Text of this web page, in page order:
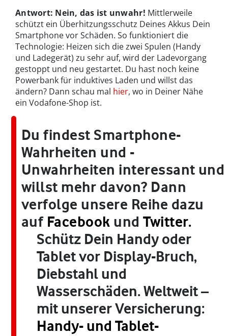
Antwort: Nein, das ist unwahr! Mittlerweile
schützt ein Überhitzungsschutz Deines Akkus Dein
Smartphone vor Schäden. So funktioniert die
Technologie: Heizen sich die zwei Spulen (Handy
und Ladegerät) zu sehr auf, wird der Ladevorgang
gestoppt und neu gestartet. Du hast noch keine
Powerbank für induktives Laden und willst das
ändern? Dann schau mal hier, wo in Deiner Nähe
ein Vodafone-Shop ist.
Du findest Smartphone-
Wahrheiten und -
Unwahrheiten interessant und
willst mehr davon? Dann
verfolge unsere Reihe dazu
auf Facebook undTwitter.
Schütz Dein Handy oder
Tablet vor Display-Bruch,
Diebstahl und
Wasserschäden. Weltweit –
mit unserer Versicherung:
Handy- und Tablet-